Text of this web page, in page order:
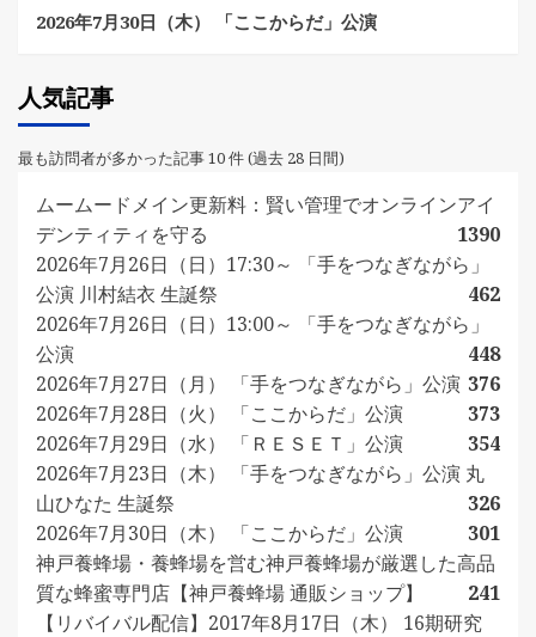
2026年7月30日（木） 「ここからだ」公演
人気記事
最も訪問者が多かった記事 10 件 (過去 28 日間)
ムームードメイン更新料：賢い管理でオンラインアイ
デンティティを守る
1390
2026年7月26日（日）17:30～ 「手をつなぎながら」
公演 川村結衣 生誕祭
462
2026年7月26日（日）13:00～ 「手をつなぎながら」
公演
448
2026年7月27日（月） 「手をつなぎながら」公演 376
2026年7月28日（火） 「ここからだ」公演
373
2026年7月29日（水） 「ＲＥＳＥＴ」公演
354
2026年7月23日（木） 「手をつなぎながら」公演 丸
山ひなた 生誕祭
326
2026年7月30日（木） 「ここからだ」公演
301
神戸養蜂場・養蜂場を営む神戸養蜂場が厳選した高品
質な蜂蜜専門店【神戸養蜂場 通販ショップ】
241
【リバイバル配信】2017年8月17日（木） 16期研究